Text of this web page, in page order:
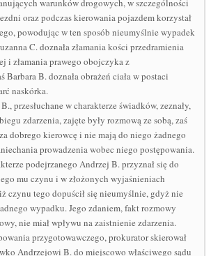
warunków drogowych, w szczególności
oraz podczas kierowania pojazdem korzystał
powodując w ten sposób nieumyślnie wypadek
C. doznała złamania kości przedramienia
i złamania prawego obojczyka z
Barbara B. doznała obrażeń ciała w postaci
naskórka.
przesłuchane w charakterze świadków, zeznały,
zdarzenia, zajęte były rozmową ze sobą, zaś
dobrego kierowcę i nie mają do niego żadnego
prowadzenia wobec niego postępowania.
podejrzanego Andrzej B. przyznał się do
mu czynu i w złożonych wyjaśnieniach
czynu tego dopuścił się nieumyślnie, gdyż nie
wypadku. Jego zdaniem, fakt rozmowy
nie miał wpływu na zaistnienie zdarzenia.
przygotowawczego, prokurator skierował
Andrzejowi B. do miejscowo właściwego sądu